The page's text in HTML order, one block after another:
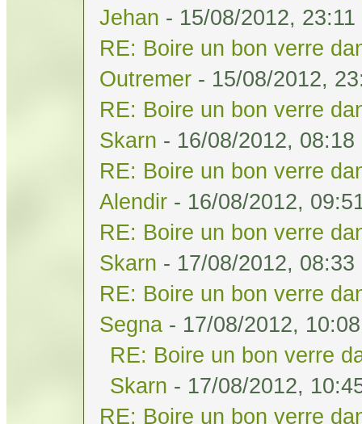
Jehan - 15/08/2012, 23:11
RE: Boire un bon verre
Outremer - 15/08/2012,
RE: Boire un bon verre
Skarn - 16/08/2012, 08:18
RE: Boire un bon verre
Alendir - 16/08/2012,
RE: Boire un bon verre
Skarn - 17/08/2012, 08:33
RE: Boire un bon verre
Segna - 17/08/2012, 10:08
RE: Boire un bon verre
Skarn - 17/08/2012,
RE: Boire un bon verre